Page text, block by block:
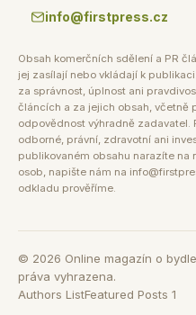
info@firstpress.cz
Obsah komerčních sdělení a PR
jej zasílají nebo vkládají k
za správnost, úplnost ani
článcích a za jejich obsah, včetně
odpovědnost výhradně zadavatel.
odborné, právní, zdravotní ani
publikovaném obsahu narazíte na
osob, napište nám na
odkladu prověříme.
© 2026 Online magazín o
práva vyhrazena.
Authors ListFeatured Posts 1